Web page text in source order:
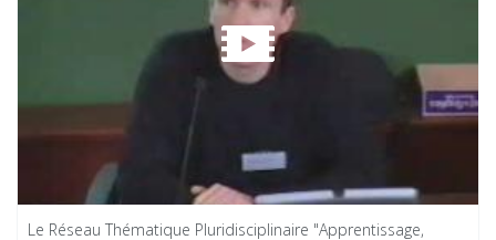
Le Réseau Thématique Pluridisciplinaire "Apprentissage,